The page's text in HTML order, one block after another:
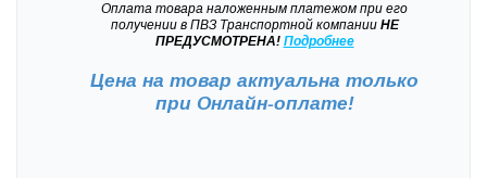
Оплата товара наложенным платежом при его
получении в ПВЗ Транспортной компанииНЕ
ПРЕДУСМОТРЕНА! Подробнее
Цена на товар актуальна только
при Онлайн-оплате!